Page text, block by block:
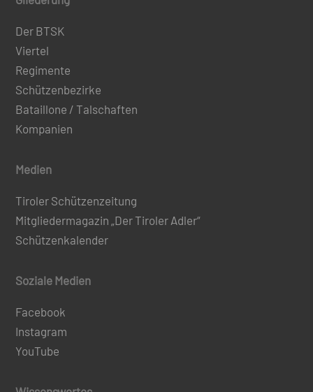
Der BTSK
Viertel
Regimente
Schützenbezirke
Bataillone / Talschaften
Kompanien
Medien
Tiroler Schützenzeitung
Mitgliedermagazin „Der Tiroler Adler“
Schützenkalender
Soziale Medien
Facebook
Instagram
YouTube